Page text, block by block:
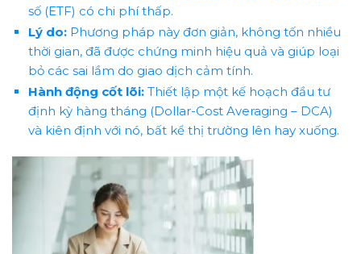
số (ETF) có chi phí thấp.
Lý do:Phương pháp này đơn giản, không tốn nhiều
thời gian, đã được chứng minh hiệu quả và giúp loại
bỏ các sai lầm do giao dịch cảm tính.
Hành động cốt lõi:Thiết lập một kế hoạch đầu tư
định kỳ hàng tháng (Dollar-Cost Averaging – DCA)
và kiên định với nó, bất kể thị trường lên hay xuống.